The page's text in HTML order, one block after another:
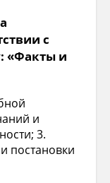
с
«Факты и
и
3.
постановки